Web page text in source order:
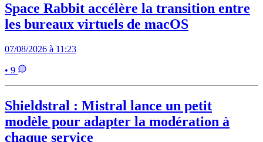
Space Rabbit accélère la transition entre
les bureaux virtuels de macOS
07/08/2026 à 11:23
• 9
Shieldstral : Mistral lance un petit
modèle pour adapter la modération à
chaque service